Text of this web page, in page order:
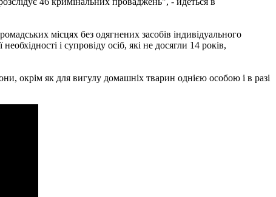
місцях без одягнених засобів індивідуального
і супровіду осіб, які не досягли 14 років,
окрім як для вигулу домашніх тварин однією особою і в разі